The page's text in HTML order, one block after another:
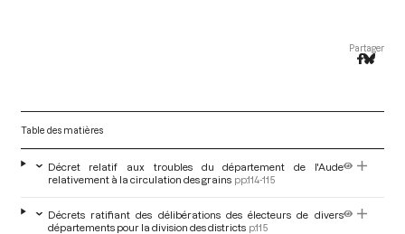
Partager
Table des matières
Décret relatif aux troubles du département de l'Aude
relativement à la circulation des grains pp.114-115
Décrets ratifiant des délibérations des électeurs de divers
départements pour la division des districts p.115